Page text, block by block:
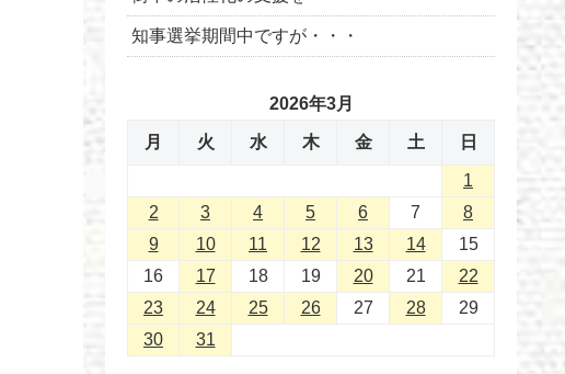
知事選挙期間中ですが・・・
2026年3月
月 火 水 木 金 土 日
1
2
3 4 5 6 7
8
9
10 11 12 13 14
15
16
17 18 19 20 21
22
23
24 25 26 27 28
29
30
31